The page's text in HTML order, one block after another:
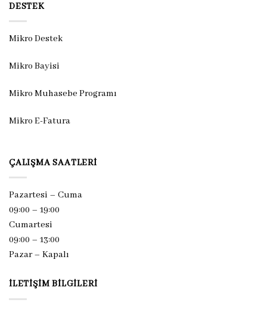
DESTEK
Mikro Destek
Mikro Bayisi
Mikro Muhasebe Programı
Mikro E-Fatura
ÇALIŞMA SAATLERI
Pazartesi – Cuma
09:00 – 19:00
Cumartesi
09:00 – 13:00
Pazar – Kapalı
İLETIŞIM BILGILERI